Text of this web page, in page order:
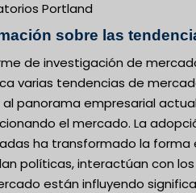
Portland
sobre las
de investigación de
varias tendencias de
panorama empresarial
el mercado. La
ha transformado la forma
políticas, interactúan con
están influyendo